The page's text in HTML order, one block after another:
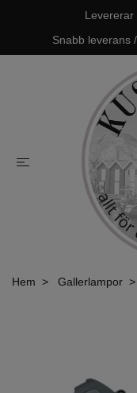
Levererar
Snabb leverans
Hem Gallerlampor